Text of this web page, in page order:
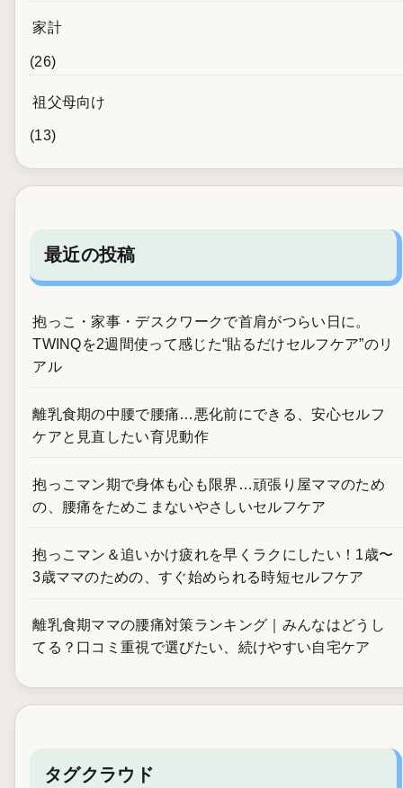
家計
(26)
祖父母向け
(13)
最近の投稿
抱っこ・家事・デスクワークで首肩がつらい日に。
TWINQを2週間使って感じた“貼るだけセルフケア”のリ
アル
離乳食期の中腰で腰痛…悪化前にできる、安心セルフ
ケアと見直したい育児動作
抱っこマン期で身体も心も限界…頑張り屋ママのため
の、腰痛をためこまないやさしいセルフケア
抱っこマン＆追いかけ疲れを早くラクにしたい！1歳〜
3歳ママのための、すぐ始められる時短セルフケア
離乳食期ママの腰痛対策ランキング｜みんなはどうし
てる？口コミ重視で選びたい、続けやすい自宅ケア
タグクラウド